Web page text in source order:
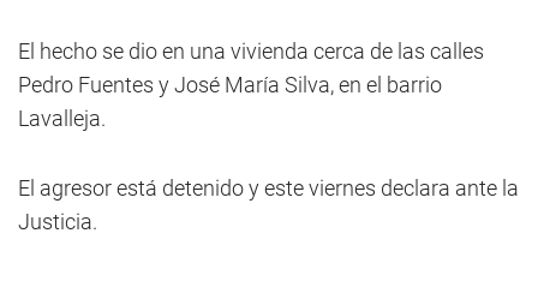
El hecho se dio en una vivienda cerca de las calles
Pedro Fuentes y José María Silva, en el barrio
Lavalleja.
El agresor está detenido y este viernes declara ante la
Justicia.